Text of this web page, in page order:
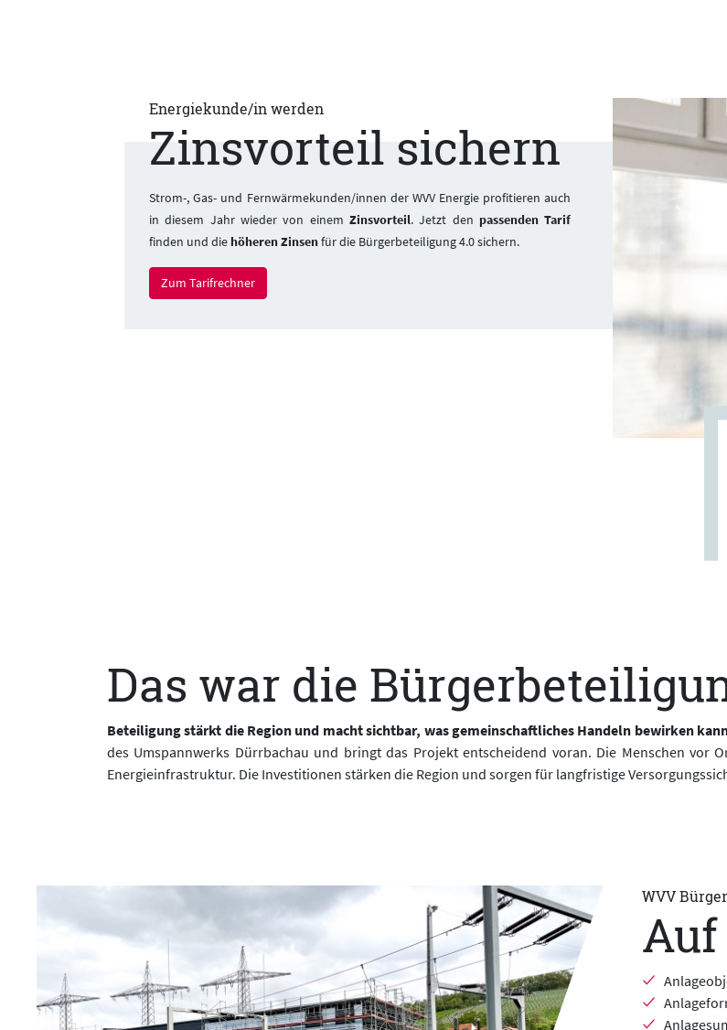
Energiekunde/in werden
Zinsvorteil sichern
Strom-, Gas- und Fernwärmekunden/innen der WVV Energie profitieren auch
in diesem Jahr wieder von einemZinsvorteil. Jetzt den passenden Tarif
finden und die höheren Zinsenfür die Bürgerbeteiligung 4.0 sichern.
Zum Tarifrechner
Das war die
Beteiligung stärkt die Region und macht sichtbar, was gemeinschaftliches Handeln bewirken
des Umspannwerks Dürrbachau und bringt das Projekt entscheidend voran. Die Menschen
Energieinfrastruktur. Die Investitionen stärken die Region und sorgen für langfristige
WVV